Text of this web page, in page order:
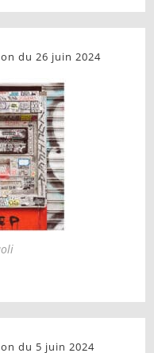
du 26 juin 2024
du 5 juin 2024